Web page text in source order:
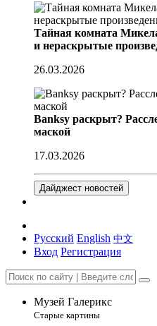
Тайная комната
и нераскрытые
26.03.2026
Banksy раскрыт?
маской
17.03.2026
Дайджест новостей
Русский English 中文
Вход Регистрация
Музей Галерикс
Старые картины